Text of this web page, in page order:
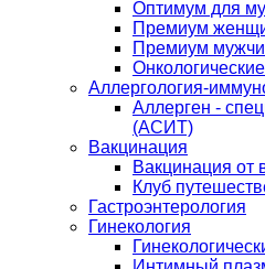
Оптимум для
Премиум
Премиум
Аллергология-
Аллерген -
(АСИТ)
Вакцинация
Вакцинация от
Клуб
Гастроэнтерология
Гинекология